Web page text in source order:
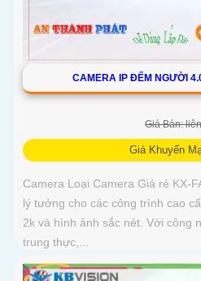
CAMERA IP ĐẾM NGƯỜI
Giá Bán:
Giá Khuyến
Camera Loại Camera Giá rẻ KX-
lý tưởng cho các công trình cao
2k và hình ảnh sắc nét. Với công
trung thực,...